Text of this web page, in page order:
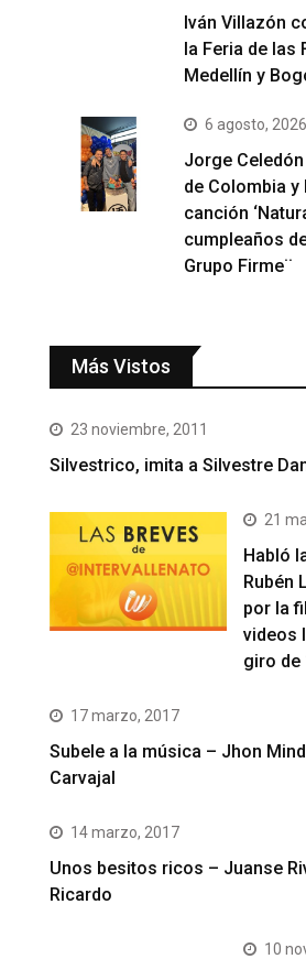
Iván Villazón
la Feria de las
Medellín y
6 agosto, 2026
Jorge
de Colombia
canción
cumpleaños
Grupo Firme¨
Más Vistos
23 noviembre, 2011
Silvestrico, imita a Silvestre
21
Habló
Rubén
por la
videos
giro de
17 marzo, 2017
Subele a la música – Jhon
Carvajal
14 marzo, 2017
Unos besitos ricos – Juanse
Ricardo
10